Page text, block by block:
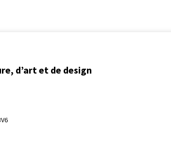
d’art et de design